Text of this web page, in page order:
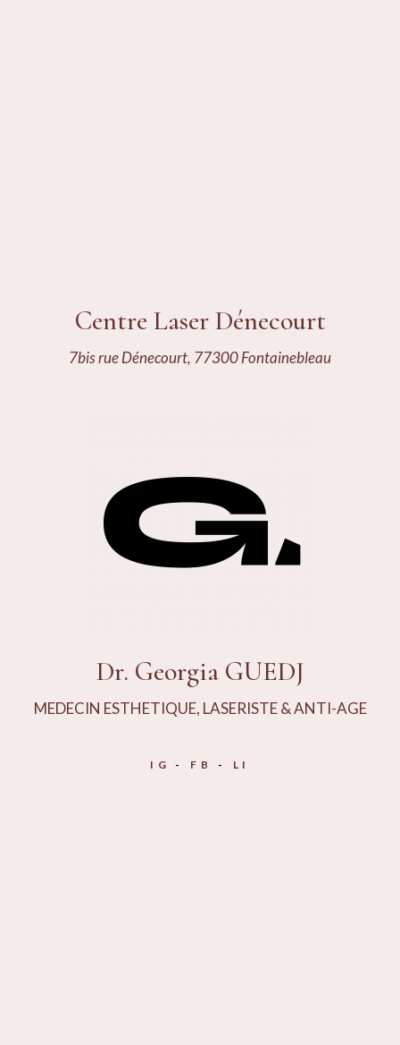
Centre Laser Dénecourt
7bis rue Dénecourt, 77300 Fontainebleau
Dr. Georgia GUEDJ
MEDECIN ESTHETIQUE, LASERISTE & ANTI-AGE
IG FB LI